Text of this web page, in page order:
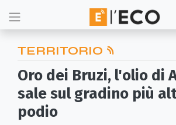
TERRITORIO
Oro dei Bruzi, l'olio di
sale sul gradino più
podio